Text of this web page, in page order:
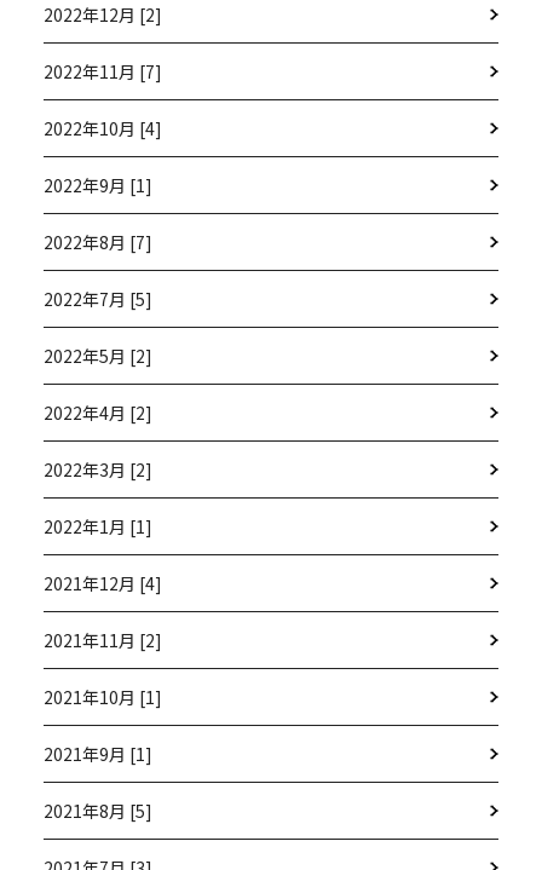
2022年12月 [2]
2022年11月 [7]
2022年10月 [4]
2022年9月 [1]
2022年8月 [7]
2022年7月 [5]
2022年5月 [2]
2022年4月 [2]
2022年3月 [2]
2022年1月 [1]
2021年12月 [4]
2021年11月 [2]
2021年10月 [1]
2021年9月 [1]
2021年8月 [5]